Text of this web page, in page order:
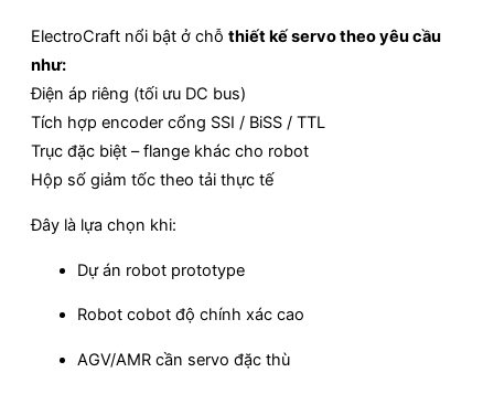
ElectroCraft nổi bật ở chỗ thiết kế servo theo yêu cầu
như:
Điện áp riêng (tối ưu DC bus)
Tích hợp encoder cổng SSI / BiSS / TTL
Trục đặc biệt – flange khác cho robot
Hộp số giảm tốc theo tải thực tế
Đây là lựa chọn khi:
Dự án robot prototype
Robot cobot độ chính xác cao
AGV/AMR cần servo đặc thù